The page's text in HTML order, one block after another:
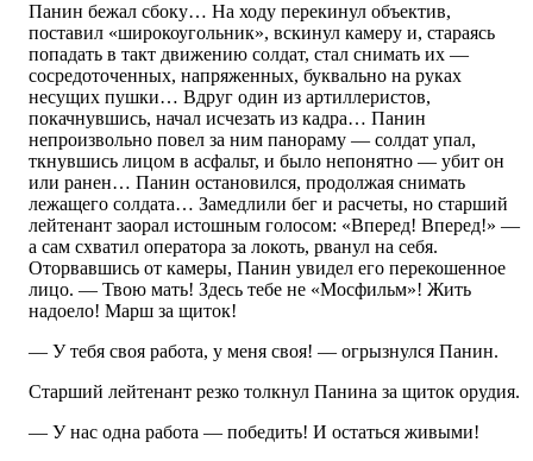
Панин бежал сбоку… На ходу перекинул объектив,
поставил «широкоугольник», вскинул камеру и, стараясь
попадать в такт движению солдат, стал снимать их —
сосредоточенных, напряженных, буквально на руках
несущих пушки… Вдруг один из артиллеристов,
покачнувшись, начал исчезать из кадра… Панин
непроизвольно повел за ним панораму — солдат упал,
ткнувшись лицом в асфальт, и было непонятно — убит он
или ранен… Панин остановился, продолжая снимать
лежащего солдата… Замедлили бег и расчеты, но старший
лейтенант заорал истошным голосом: «Вперед! Вперед!» —
а сам схватил оператора за локоть, рванул на себя.
Оторвавшись от камеры, Панин увидел его перекошенное
лицо. — Твою мать! Здесь тебе не «Мосфильм»! Жить
надоело! Марш за щиток!
— У тебя своя работа, у меня своя! — огрызнулся Панин.
Старший лейтенант резко толкнул Панина за щиток орудия.
— У нас одна работа — победить! И остаться живыми!